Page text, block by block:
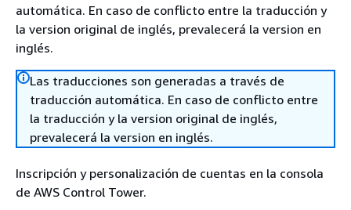
automática. En caso de conflicto entre la traducción y
la version original de inglés, prevalecerá la version en
inglés.
Las traducciones son generadas a través de
traducción automática. En caso de conflicto entre
la traducción y la version original de inglés,
prevalecerá la version en inglés.
Inscripción y personalización de cuentas en la consola
de AWS Control Tower.